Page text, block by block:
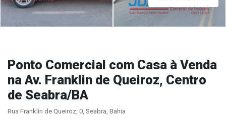
Ponto Comercial com Casa à Venda
na Av. Franklin de Queiroz, Centro
de Seabra/BA
Rua Franklin de Queiroz, 0, Seabra, Bahia